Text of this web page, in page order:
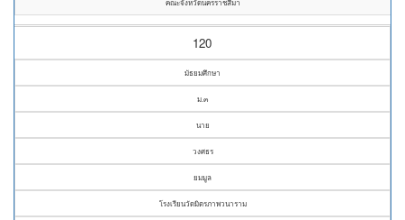
คณะจังหวัดนครราชสีมา
120
มัธยมศึกษา
ม.๓
นาย
วงศธร
ยมมูล
โรงเรียนวัดมิตรภาพวนาราม